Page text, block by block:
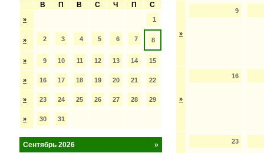
В
П В С Ч П С
» 1
» 2 3 4 5 6 7 8
» 9 10 11 12 13 14 15
» 16 17 18 19 20 21 22
» 23 24 25 26 27 28 29
» 30 31
»
Сентябрь 2026
»
9
»
16
23